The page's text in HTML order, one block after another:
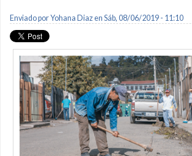
Enviado porYohana Diazen Sáb, 08/06/2019 - 11:10